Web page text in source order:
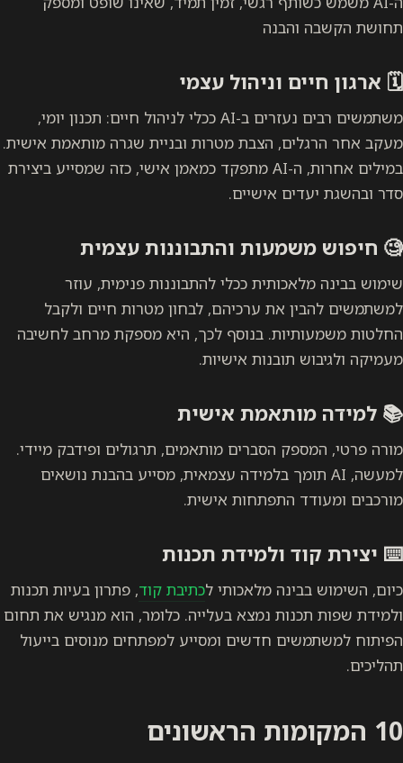
תחושת הקשבה והבנה
🗓️ ארגון חיים וניהול עצמי
משתמשים רבים נעזרים ב-AI ככלי לניהול חיים: תכנון יומי,
מעקב אחר הרגלים, הצבת מטרות ובניית שגרה מותאמת אישית.
במילים אחרות, ה-AI מתפקד כמאמן אישי, כזה שמסייע ביצירת
סדר ובהשגת יעדים אישיים.
🧐 חיפוש משמעות והתבוננות עצמית
שימוש בבינה מלאכותית ככלי להתבוננות פנימית, עוזר
למשתמשים להבין את ערכיהם, לבחון מטרות חיים ולקבל
החלטות משמעותיות. בנוסף לכך, היא מספקת מרחב לחשיבה
מעמיקה ולגיבוש תובנות אישיות.
📚 למידה מותאמת אישית
מורה פרטי, המספק הסברים מותאמים, תרגולים ופידבק מיידי.
למעשה, AI תומך בלמידה עצמאית, מסייע בהבנת נושאים
מורכבים ומעודד התפתחות אישית.
⌨️ יצירת קוד ולמידת תכנות
כיום, השימוש בבינה מלאכותי לכתיבת קוד, פתרון בעיות תכנות
ולמידת שפות תכנות נמצא בעלייה. כלומר, הוא מנגיש את תחום
הפיתוח למשתמשים חדשים ומסייע למפתחים מנוסים בייעול
תהליכים.
10 המקומות הראשונים